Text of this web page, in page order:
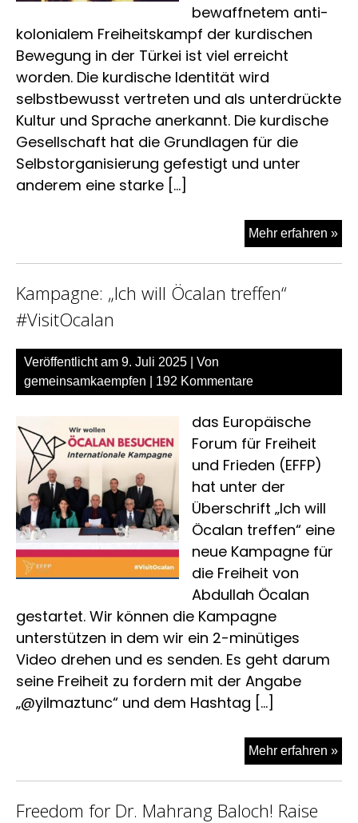
bewaffnetem anti-
kolonialem Freiheitskampf der kurdischen
Bewegung in der Türkei ist viel erreicht
worden. Die kurdische Identität wird
selbstbewusst vertreten und als unterdrückte
Kultur und Sprache anerkannt. Die kurdische
Gesellschaft hat die Grundlagen für die
Selbstorganisierung gefestigt und unter
anderem eine starke […]
Mehr erfahren »
von
am
Kampagne: „Ich will Öcalan treffen“
#VisitOcalan
Veröffentlicht am 9. Juli 2025 | Von
gemeinsamkaempfen
192 Kommentare
das Europäische
Forum für Freiheit
und Frieden (EFFP)
hat unter der
Überschrift „Ich will
Öcalan treffen“ eine
neue Kampagne für
die Freiheit von
Abdullah Öcalan
gestartet. Wir können die Kampagne
unterstützen in dem wir ein 2-minütiges
Video drehen und es senden. Es geht darum
seine Freiheit zu fordern mit der Angabe
„@yilmaztunc“ und dem Hashtag […]
Mehr erfahren »
„Ich
Freedom for Dr. Mahrang Baloch! Raise